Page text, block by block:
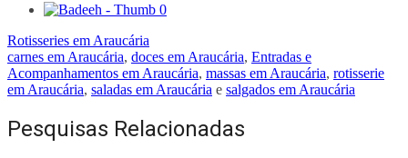
Rotisseries em Araucária
carnes em Araucária, doces em Araucária, Entradas e
Acompanhamentos em Araucária, massas em Araucária, rotisserie
em Araucária, saladas em Araucária e salgados em Araucária
Pesquisas Relacionadas